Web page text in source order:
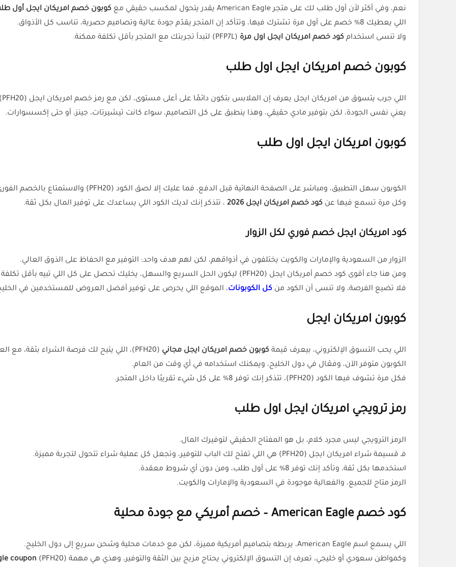
نعم، وفي أكثر لأن أول طلب لك على متجر American Eagle يقدر يتحول لمكسب حقيقي مع
كوبون خصم امريكان ايجل أول
اللي يعطيك 8% خصم على أول مرة تشترك فيها، وتتأكد إن المتجر يقدّم جودة عالية وتصاميم حصرية، تناسب كل الأذواق.
ولا تنسى استخدام كود خصم امريكان ايجل اول مرة (PFP7L) لتبدأ تجربتك مع المتجر بأقل تكلفة ممكنة.
كوبون خصم امريكان ايجل اول طلب
اللي جرب يتسوق من امريكان ايجل يعرف إن الملابس بتكون دائمًا على أعلى مستوى، لكن مع رمز خصم امريكان ايجل (PFH20)، الأمور بتكون أفضل.
يعني نفس الجودة، لكن بتوفير مادي حقيقي، وهذا ينطبق على كل التصاميم، سواء كانت تيشيرتات، جينز، أو حتى إكسسوارات.
كوبون امريكان ايجل اول طلب
الكوبون سهل التطبيق، ومباشر على الصفحة النهائية قبل الدفع، فما عليك إلا لصق الكود (PFH20) والاستمتاع بالخصم الفوري 8%.
وكل مرة تسمع فيها عن كود خصم امريكان ايجل 2026 ، تتذكر إنك لديك الكود اللي يساعدك على توفير المال بكل ثقة.
كود امريكان ايجل خصم فوري لكل الزوار
الزوار من السعودية والإمارات والكويت يختلفون في أذواقهم، لكن لهم هدف واحد: التوفير مع الحفاظ على الذوق العالي.
ومن هنا جاء أقوى كود خصم أمريكان ايجل (PFH20) ليكون الحل السريع والسهل، يخليك تحصل على كل اللي تبيه بأقل تكلفة ممكنة.
فلا تضيع الفرصة، ولا تنسى أن الكود من كل الكوبونات، الموقع اللي يحرص على توفير أفضل العروض للمستخدمين في
كوبون امريكان ايجل
اللي يحب التسوق الإلكتروني، بيعرف قيمة كوبون خصم امريكان ايجل مجاني (PFH20)، اللي يتيح لك فرصة الشراء بثقة، مع العلم إنك توفر مالك.
الكوبون متوفر الآن، وفعّال في دول الخليج، ويمكنك استخدامه في أي وقت من العام.
فكل مرة تشوف فيها الكود (PFH20)، تتذكر إنك توفر 8% على كل شيء تقريبًا داخل المتجر.
رمز ترويجي امريكان ايجل اول طلب
الرمز الترويجي ليس مجرد كلام، بل هو المفتاح الحقيقي لتوفيرك المال.
فـ قسيمة شراء امريكان ايجل (PFH20) هي اللي تفتح لك الباب للتوفير، وتجعل كل عملية شراء تتحول لتجربة مميزة.
استخدمها بكل ثقة، وتأكد إنك توفر 8% على أول طلب، ومن دون أي شروط معقدة.
الرمز متاح للجميع، والفعالية موجودة في السعودية والإمارات والكويت.
كود خصم American Eagle – خصم أمريكي مع جودة محلية
اللي يسمع اسم American Eagle، يربطه بتصاميم أمريكية مميزة، لكن مع خدمات محلية وشحن سريع إلى دول الخليج.
وكمواطن سعودي أو خليجي، تعرف إن التسوق الإلكتروني يحتاج مزيج بين الثقة والتوفير، وهذي هي مهمة
coupon (PFH20).